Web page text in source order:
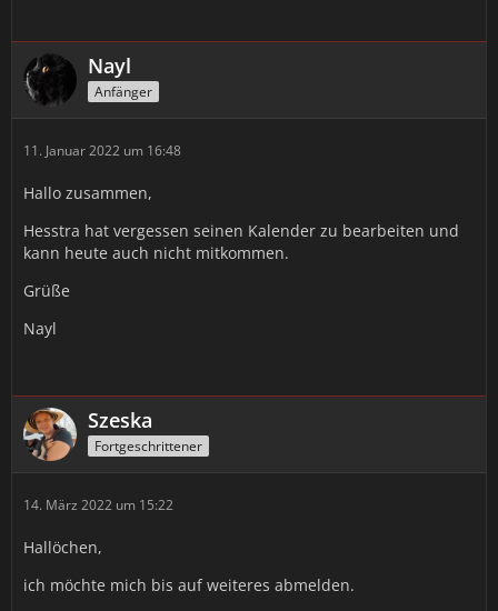
Nayl
Anfänger
11. Januar 2022 um 16:48
Hallo zusammen,
Hesstra hat vergessen seinen Kalender zu bearbeiten und
kann heute auch nicht mitkommen.
Grüße
Nayl
Szeska
Fortgeschrittener
14. März 2022 um 15:22
Hallöchen,
ich möchte mich bis auf weiteres abmelden.